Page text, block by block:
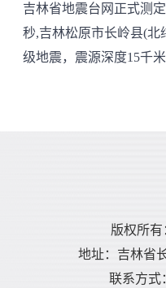
吉林省地震台网正式测
秒,吉林松原市长岭县(北
级地震，震源深度15千米
版权所
地址：吉林省
联系方式